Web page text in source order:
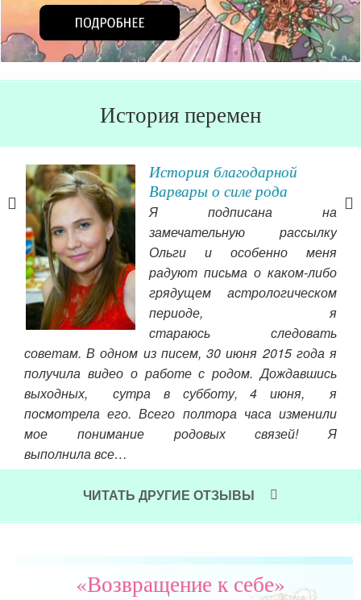
История перемен
История благодарной
Варвары о силе рода
Я подписана на
замечательную рассылку
Ольги и особенно меня
радуют письма о каком-либо
грядущем астрологическом
периоде, я
стараюсь следовать
советам. В одном из писем, 30 июня 2015 года я
получила видео о работе с родом. Дождавшись
выходных, сутра в субботу, 4 июня, я
посмотрела его. Всего полтора часа изменили
мое понимание родовых связей! Я
выполнила все…
Читать далее »ЧИТАТЬ ДРУГИЕ ОТЗЫВЫ
«Возвращение к себе»